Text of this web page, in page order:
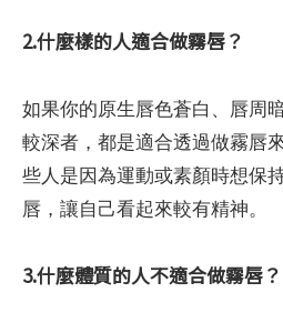
2.什麼樣的人適合做霧唇？
如果你的原生唇色蒼白、唇周
較深者，都是適合透過做霧唇
些人是因為運動或素顏時想保
唇，讓自己看起來較有精神。
3.什麼體質的人不適合做霧唇？